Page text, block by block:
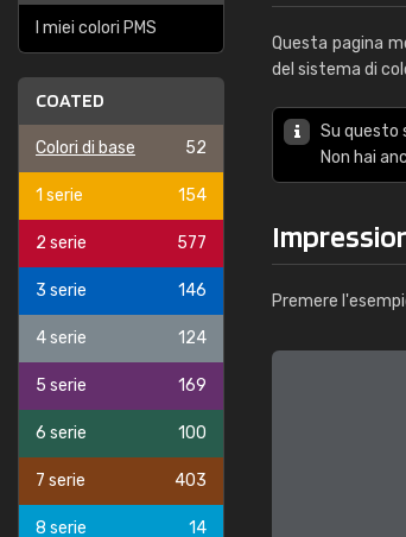
I miei colori PMS
COATED
Colori di base 52
1 serie 154
2 serie 577
3 serie 146
4 serie 124
5 serie 169
6 serie 100
7 serie 403
8 serie 14
Questa pagina
del sistema di
Su questo
Non hai
Premere